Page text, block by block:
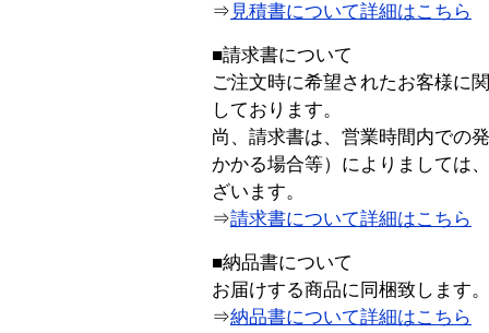
⇒ 見積書について詳細はこちら
■請求書について
ご注文時に希望されたお客様に
しております。
尚、請求書は、営業時間内での
かかる場合等）によりましては
ざいます。
⇒請求書について詳細はこちら
■納品書について
お届けする商品に同梱致します。
⇒納品書について詳細はこちら